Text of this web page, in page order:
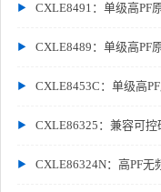
CXLE8491：单级高PF
CXLE8489：单级高PF
CXLE8453C：单级高
CXLE86325：兼容可控
CXLE86324N：高PF无